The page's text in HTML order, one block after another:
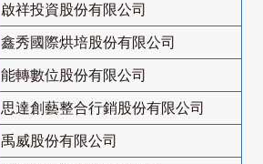
啟祥投資股份有限公司
鑫秀國際烘培股份有限公司
能轉數位股份有限公司
思達創藝整合行銷股份有限公司
禹威股份有限公司